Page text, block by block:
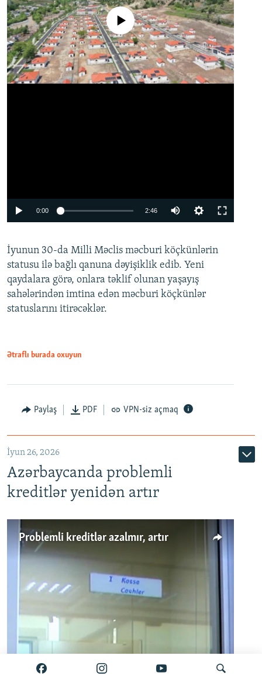
Auto 240p 360p 480p
720p 1080p
No media source currently available
0:00 2:46
360p
480p
720p
İyunun 30-da Milli Məclis məcburi köçkünlərin
statusu ilə bağlı qanuna dəyişiklik edib. Yeni
qaydalara görə, onlara təklif olunan yaşayış
sahələrindən imtina edən məcburi köçkünlər
statuslarını itirəcəklər.
Ətraflı burada oxuyun
Paylaş PDF VPN-siz açmaq
İyun 26, 2026
Azərbaycanda problemli
kreditlər yenidən artır
Problemli kreditlər azalmır, artır